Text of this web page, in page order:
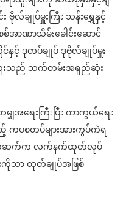
လ်ချုပ်မှူးကြီး သန်းရွှေနှင့်
စ်အာဏာသိမ်းခေါင်းဆောင်
နှင့် ဒုတပ်ချုပ် ဒုဗိုလ်ချုပ်မှူး
ာထူးသည် သက်တမ်းအရှည်ဆုံး
ရေးကြီးပြီး ကာကွယ်ရေး
ကပစတပ်များအားကွပ်ကဲရ
က်ဆက်က လက်နက်ထုတ်လုပ်
ကိုသာ ထုတ်ချုပ်အဖြစ်